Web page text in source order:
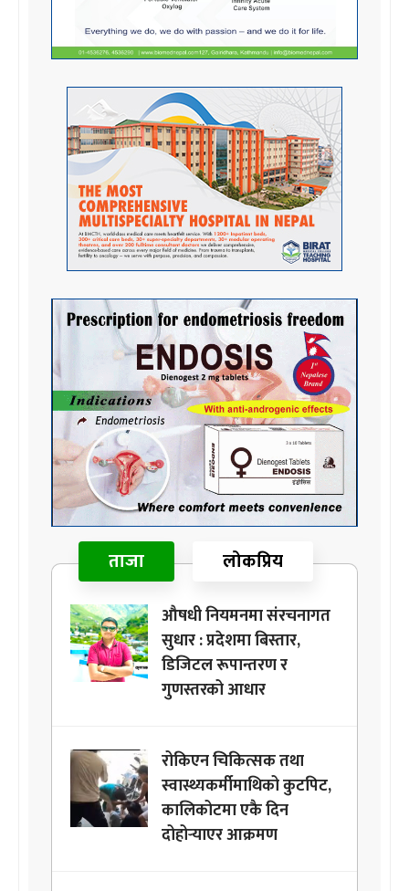
ताजा लोकप्रिय
औषधी नियमनमा संरचनागत
सुधार : प्रदेशमा बिस्तार,
डिजिटल रूपान्तरण र
गुणस्तरको आधार
रोकिएन चिकित्सक तथा
स्वास्थ्यकर्मीमाथिको कुटपिट,
कालिकोटमा एकै दिन
दोहोर्‍याएर आक्रमण